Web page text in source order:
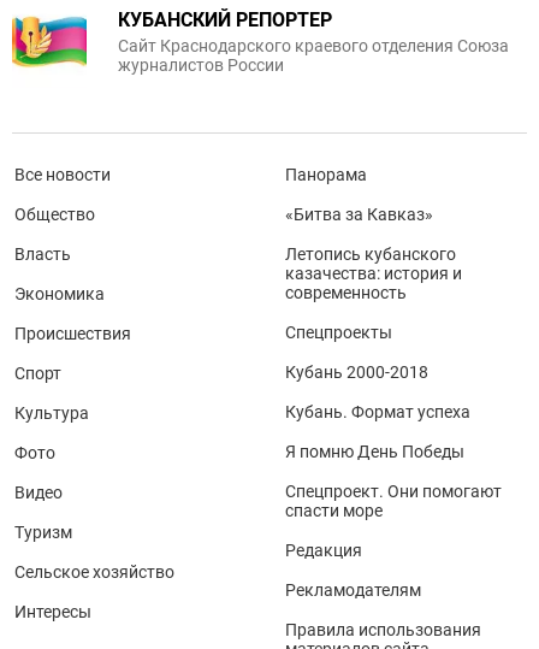
КУБАНСКИЙ РЕПОРТЕР
Сайт Краснодарского краевого отделения Союза
журналистов России
Все новости
Общество
Власть
Экономика
Происшествия
Спорт
Культура
Фото
Видео
Туризм
Сельское хозяйство
Интересы
Панорама
«Битва за Кавказ»
Летопись кубанского
казачества: история и
современность
Спецпроекты
Кубань 2000-2018
Кубань. Формат успеха
Я помню День Победы
Спецпроект. Они помогают
спасти море
Редакция
Рекламодателям
Правила использования